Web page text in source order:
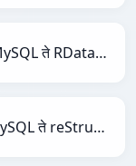
MySQL ते RDataFrame
MySQL ते reStructuredText